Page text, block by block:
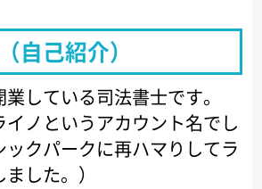
自己紹介）
している司法書士です。
イノというアカウント名でし
ックパークに再ハマりしてラ
した。）